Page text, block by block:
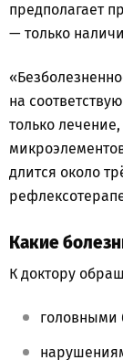
предполагает
— только
на
только
длится около
Какие
К доктору
головными